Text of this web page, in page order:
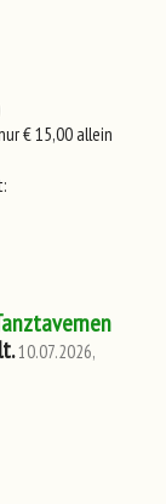
€ 15,00 allein
10.07.2026,